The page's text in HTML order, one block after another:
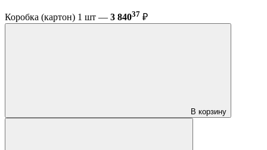
Коробка (картон) 1 шт — 3 84037 ₽
В корзину